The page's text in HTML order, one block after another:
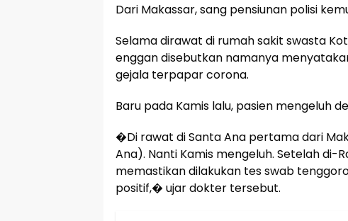
Dari Makassar, sang pensiunan polisi
Selama dirawat di rumah sakit swasta
enggan disebutkan namanya
gejala terpapar corona.
Baru pada Kamis lalu, pasien mengeluh
�Di rawat di Santa Ana pertama dari
Ana). Nanti Kamis mengeluh. Setelah di-
memastikan dilakukan tes swab
positif,� ujar dokter tersebut.